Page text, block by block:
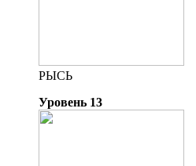
РЫСЬ
Уровень 13